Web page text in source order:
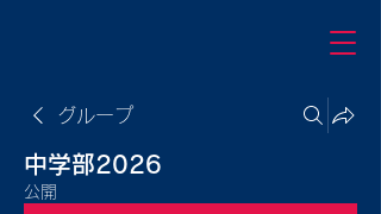
グループ
中学部2026
公開